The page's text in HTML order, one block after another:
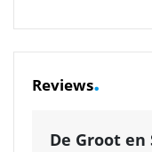
Reviews.
De Groot en